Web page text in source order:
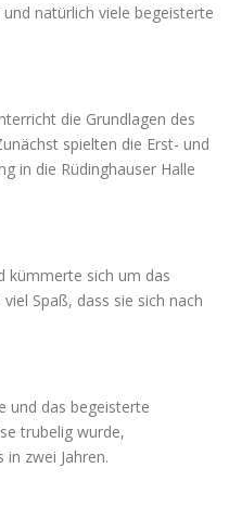
natürlich viele begeisterte
die Grundlagen des
spielten die Erst- und
in die Rüdinghauser Halle
kümmerte sich um das
Spaß, dass sie sich nach
und das begeisterte
trubelig wurde,
zwei Jahren.